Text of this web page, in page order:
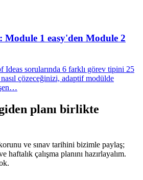
Module 1 easy'den Module 2
sorularında 6 farklı görev tipini 25
çözeceğinizi, adaptif modülde
planı birlikte
ve sınav tarihini bizimle paylaş;
haftalık çalışma planını hazırlayalım.